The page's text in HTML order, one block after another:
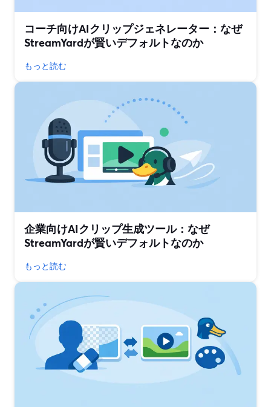
コーチ向けAIクリップジェネレーター：なぜ
StreamYardが賢いデフォルトなのか
もっと読む
企業向けAIクリップ生成ツール：なぜ
StreamYardが賢いデフォルトなのか
もっと読む